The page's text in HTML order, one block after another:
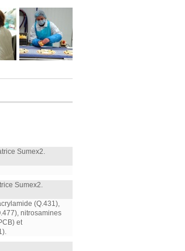
Sumex2.
Sumex2.
(Q.431),
nitrosamines
et